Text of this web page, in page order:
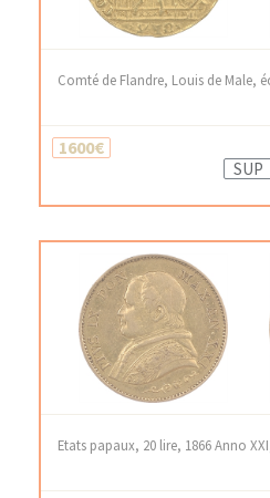
Comté de Flandre, Louis de Male,
1600€
SUP
Etats papaux, 20 lire, 1866 Anno